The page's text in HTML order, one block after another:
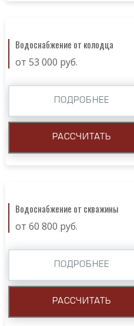
Водоснабжение от колодца
от 53 000 руб.
ПОДРОБНЕЕ
РАССЧИТАТЬ
Водоснабжение от скважины
от 60 800 руб.
ПОДРОБНЕЕ
РАССЧИТАТЬ